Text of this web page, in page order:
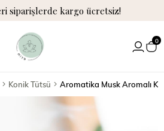
siparişlerde kargo ücretsiz!
0
Konik Tütsü Aromatika Musk Aromalı